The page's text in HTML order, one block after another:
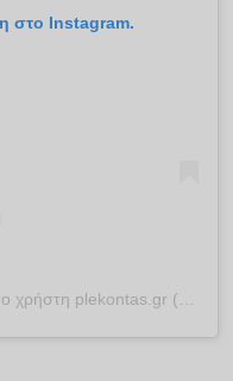
στο Instagram.
Η δημοσίευση κοινοποιήθηκε από το χρήστη plekontas.gr (@plekontas)